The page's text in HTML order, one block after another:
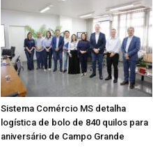
Sistema Comércio MS detalha
logística de bolo de 840 quilos para
aniversário de Campo Grande